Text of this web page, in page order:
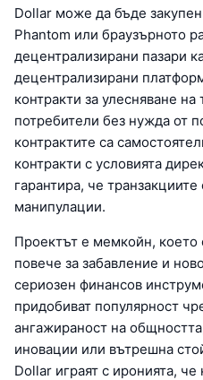
Dollar може да бъде
Phantom или браузърното
децентрализирани пазари
децентрализирани
контракти за улесняване
потребители без нужда от
контрактите са
контракти с условията
гарантира, че
манипулации.
Проектът е мемкойн, което
повече за забавление и
сериозен финансов
придобиват популярност
ангажираност на
иновации или вътрешна
Dollar играят с иронията,